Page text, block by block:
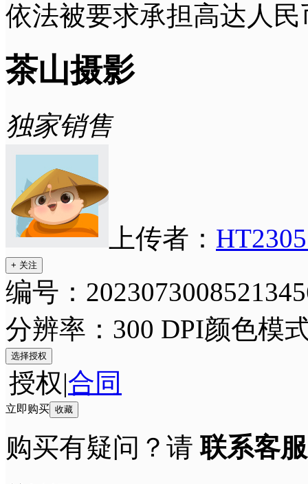
依法被要求承担高达人
茶山摄影
独家销售
上传者：
+ 关注
编号：
分辨率：300 DPI颜色模
选择授权
授权|合同
立即购买 收藏
购买有疑问？请联系客服